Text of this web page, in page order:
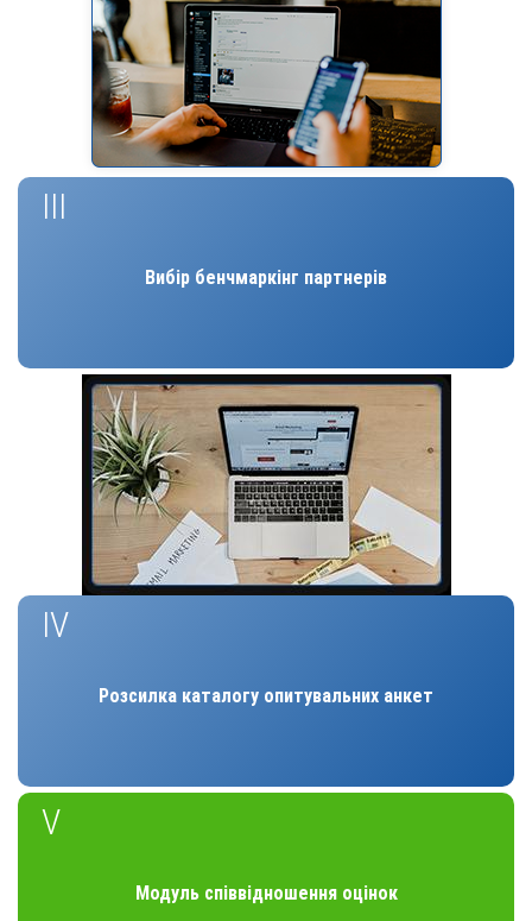
III
Вибір бенчмаркінг партнерів
IV
Розсилка каталогу опитувальних анкет
V
Модуль співвідношення оцінок